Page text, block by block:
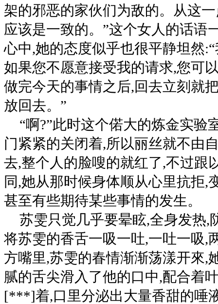
架的邪恶的家伙们为敌的。从这
应该是一致的。”这个女人的话语
心中,她的态度似乎也很平静坦然
如果您不愿意接受我的请求,您可
做完今天的事情之后,回去立刻就
放回去。”
“啊?”此时这个偌大的炼金实验
门紧紧的关闭着,所以丽丝就不由
去,整个人的脸嗖的就红了,不过跟
同,她从那时候身体顺从心里抗拒,
甚至有些期待某些事情的发生。
苏雯只觉几乎要晕眩,全身发热,
将苏雯的香舌一吸一吐,一吐一吸,
方嘴里,苏雯的春情渐渐荡漾开來,
腻的舌尖滑入了他的口中,配合着
[***]着,口里分泌出大量香甜的唾